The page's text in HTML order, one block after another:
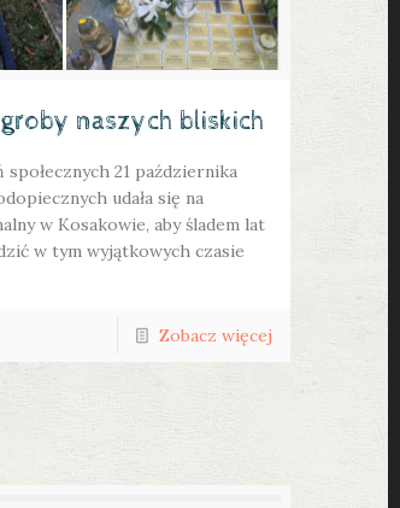
naszych bliskich
społecznych 21 października
udała się na
w Kosakowie, aby śladem lat
w tym wyjątkowych czasie
Zobacz więcej